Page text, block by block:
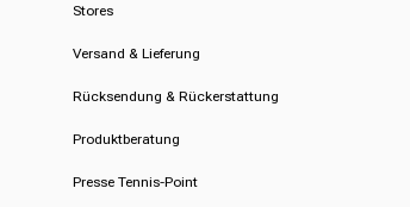
Stores
Versand & Lieferung
Rücksendung & Rückerstattung
Produktberatung
Presse Tennis-Point